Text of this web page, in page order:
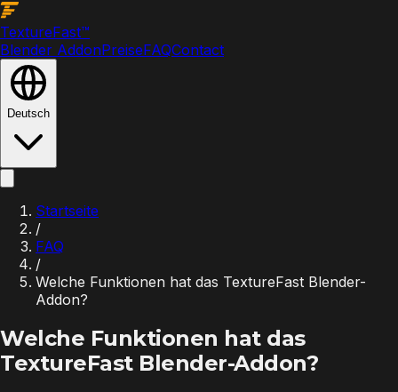
TextureFast™
Blender AddonPreiseFAQContact
Deutsch
Startseite
/
FAQ
/
Welche Funktionen hat das TextureFast Blender-
Addon?
Welche Funktionen hat das
TextureFast Blender-Addon?